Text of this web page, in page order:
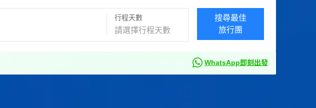
行程天數
搜尋最佳
旅行團
WhatsApp即刻出發